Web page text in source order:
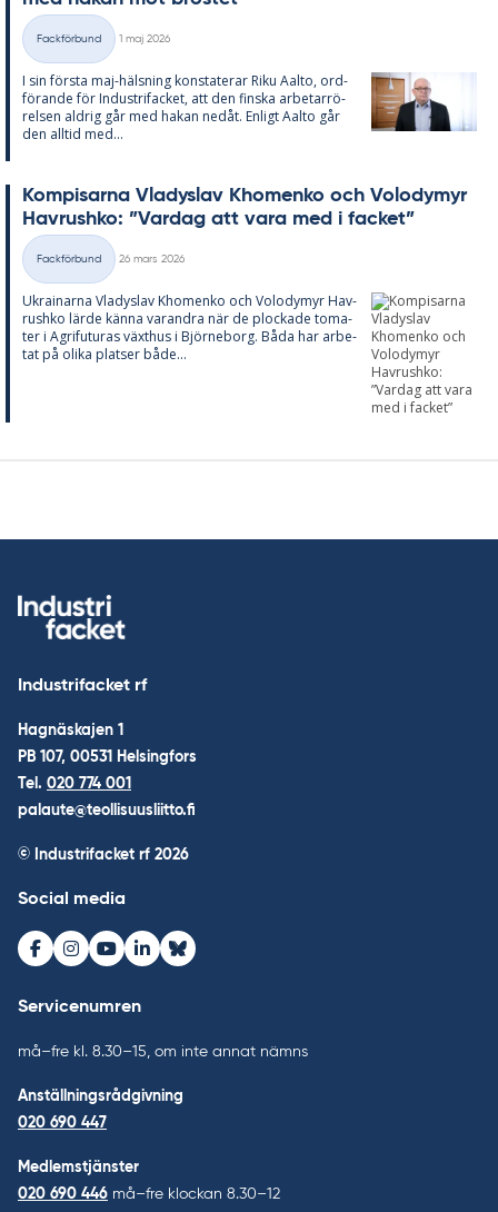
Kategorier
Fackförbund
1 maj 2026
I sin förs­ta maj-häls­ning kon­sta­te­rar Riku Aal­to, ord­
fö­ran­de för In­du­stri­fac­ket, att den fins­ka ar­be­tar­rö­
rel­sen aldrig går med ha­kan ne­dåt. En­li­gt Aal­to går
den all­tid med...
Kom­pi­sar­na Vla­dyslav Kho­men­ko och Vo­lo­dymyr
Hav­rush­ko: ”Var­dag att vara med i fac­ket”
Kategorier
Fackförbund
26 mars 2026
Ukrai­nar­na Vla­dyslav Kho­men­ko och Vo­lo­dymyr Hav­
rush­ko lärde kän­na varand­ra när de ploc­ka­de to­ma­
ter i Ag­ri­fu­tu­ras växt­hus i Björ­ne­borg. Båda har ar­be­
tat på oli­ka plat­ser både...
Industrifacket rf
Hagnäskajen 1
PB 107, 00531 Helsingfors
Tel. 020 774 001
palaute@teollisuusliitto.fi
© Industrifacket rf 2026
Social media
Facebook
Instagram
Youtube
LinkedInBluesky
Servicenumren
må–fre kl. 8.30–15, om inte annat nämns
Anställningsrådgivning
020 690 447
Medlemstjänster
020 690 446 må–fre klockan 8.30–12